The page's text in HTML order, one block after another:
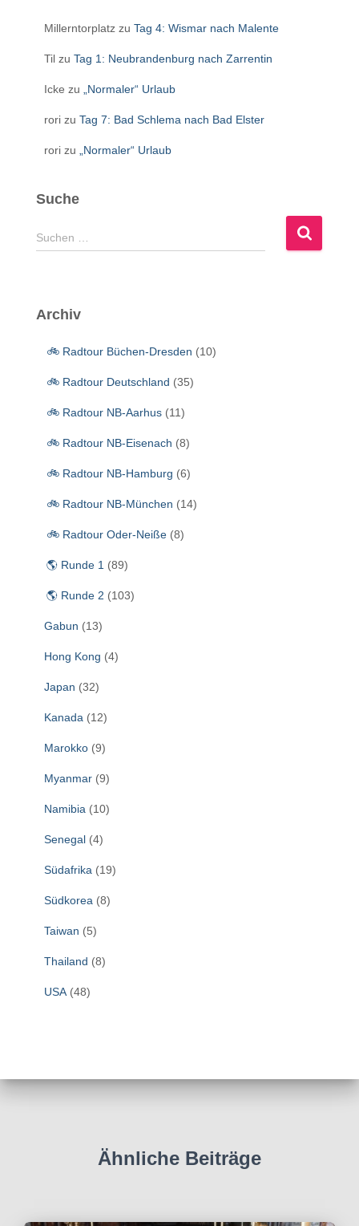
Millerntorplatz zu Tag 4: Wismar nach Malente
Til zu Tag 1: Neubrandenburg nach Zarrentin
Icke zu „Normaler“ Urlaub
rori zu Tag 7: Bad Schlema nach Bad Elster
rori zu „Normaler“ Urlaub
Suche
S
u
n
Suchen …
Archiv
🚲 Radtour Büchen-Dresden (10)
🚲 Radtour Deutschland (35)
🚲 Radtour NB-Aarhus (11)
🚲 Radtour NB-Eisenach (8)
🚲 Radtour NB-Hamburg (6)
🚲 Radtour NB-München (14)
🚲 Radtour Oder-Neiße (8)
🌎 Runde 1 (89)
🌎 Runde 2 (103)
Gabun (13)
Hong Kong (4)
Japan (32)
Kanada (12)
Marokko (9)
Myanmar (9)
Namibia (10)
Senegal (4)
Südafrika (19)
Südkorea (8)
Taiwan (5)
Thailand (8)
USA (48)
Ähnliche Beiträge